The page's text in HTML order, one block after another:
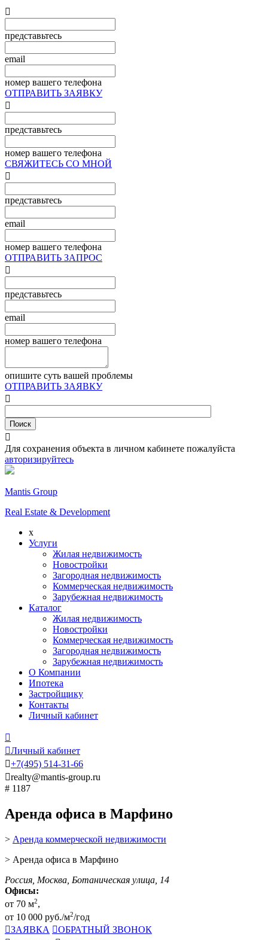

представьтесь
email
номер вашего телефона
ОТПРАВИТЬ ЗАЯВКУ

представьтесь
номер вашего телефона
СВЯЖИТЕСЬ СО МНОЙ

представьтесь
email
номер вашего телефона
ОТПРАВИТЬ ЗАПРОС

представьтесь
email
номер вашего телефона
опишите суть вашей проблемы
ОТПРАВИТЬ ЗАЯВКУ


Для сохранения объекта в личном кабинете пожалуйста
авторизируйтесь
Mantis Group
Real Estate & Development
x
Услуги
Жилая недвижимость
Новостройки
Загородная недвижимость
Коммерческая недвижимость
Зарубежная недвижимость
Каталог
Жилая недвижимость
Новостройки
Коммерческая недвижимость
Загородная недвижимость
Зарубежная недвижимость
О Компании
Ипотека
Застройщику
Контакты
Личный кабинет

Личный кабинет
+7(495) 514-31-66
realty@mantis-group.ru
# 1187
Аренда офиса в Марфино
> Аренда коммерческой недвижимости
> Аренда офиса в Марфино
Россия, Москва, Ботаническая улица, 14
Офисы:
от 70 м2,
от 10 000 руб./м2/год
ЗАЯВКА ОБРАТНЫЙ ЗВОНОК